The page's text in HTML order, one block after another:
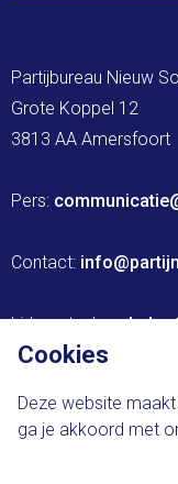
Partijbureau Nieuw
Grote Koppel 12
3813 AA Amersfoort
Pers:
Contact:
Lidmaatschap:
Cookies
Deze website
ga je akkoord met